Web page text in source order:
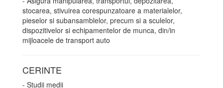
stocarea, stivuirea corespunzatoare a materialelor,
pieselor si subansamblelor, precum si a sculelor,
dispozitivelor si echipamentelor de munca, din/in
mijloacele de transport auto
CERINTE
- Studii medii